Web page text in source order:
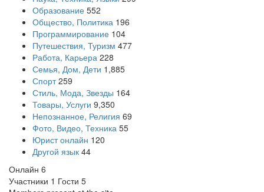
Образование 552
Общество, Политика 196
Программирование 104
Путешествия, Туризм 477
Работа, Карьера 228
Семья, Дом, Дети 1,885
Спорт 259
Стиль, Мода, Звезды 164
Товары, Услуги 9,350
Непознанное, Религия 69
Фото, Видео, Техника 55
Юрист онлайн 120
Другой язык 44
Онлайн 6
Участники 1 Гости 5